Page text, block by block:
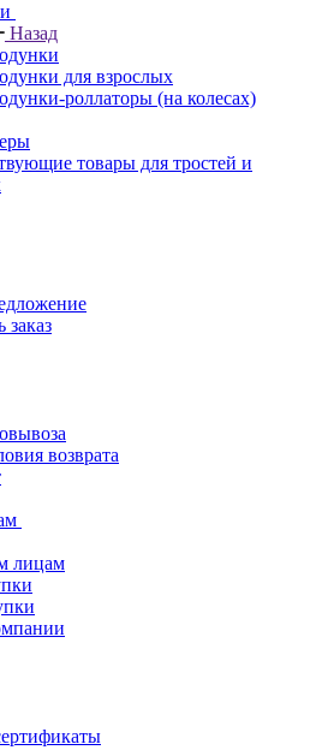
Назад
для взрослых
роллаторы (на колесах)
товары для тростей и
возврата
лицам